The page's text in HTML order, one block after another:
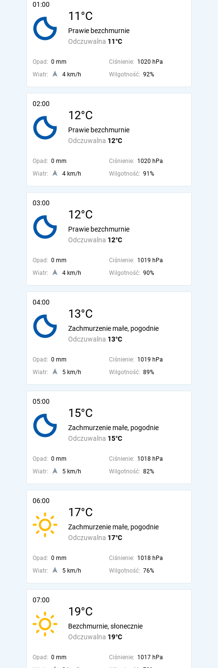
01:00
11°C
Odczuwalna 11°C
Prawie bezchmurnie
Opad: 0 mm Ciśnienie: 1020 hPa
Wiatr:
4 km/h Wilgotność: 92%
02:00
12°C
Odczuwalna 12°C
Prawie bezchmurnie
Opad: 0 mm Ciśnienie: 1020 hPa
Wiatr:
4 km/h Wilgotność: 91%
03:00
12°C
Odczuwalna 12°C
Prawie bezchmurnie
Opad: 0 mm Ciśnienie: 1019 hPa
Wiatr:
4 km/h Wilgotność: 90%
04:00
13°C
Odczuwalna 13°C
Zachmurzenie małe, pogodnie
Opad: 0 mm Ciśnienie: 1019 hPa
Wiatr:
5 km/h Wilgotność: 89%
05:00
15°C
Odczuwalna 15°C
Zachmurzenie małe, pogodnie
Opad: 0 mm Ciśnienie: 1018 hPa
Wiatr:
5 km/h Wilgotność: 82%
06:00
17°C
Odczuwalna 17°C
Zachmurzenie małe, pogodnie
Opad: 0 mm Ciśnienie: 1018 hPa
Wiatr:
5 km/h Wilgotność: 76%
07:00
19°C
Odczuwalna 19°C
Bezchmurnie, słonecznie
Opad: 0 mm Ciśnienie: 1017 hPa